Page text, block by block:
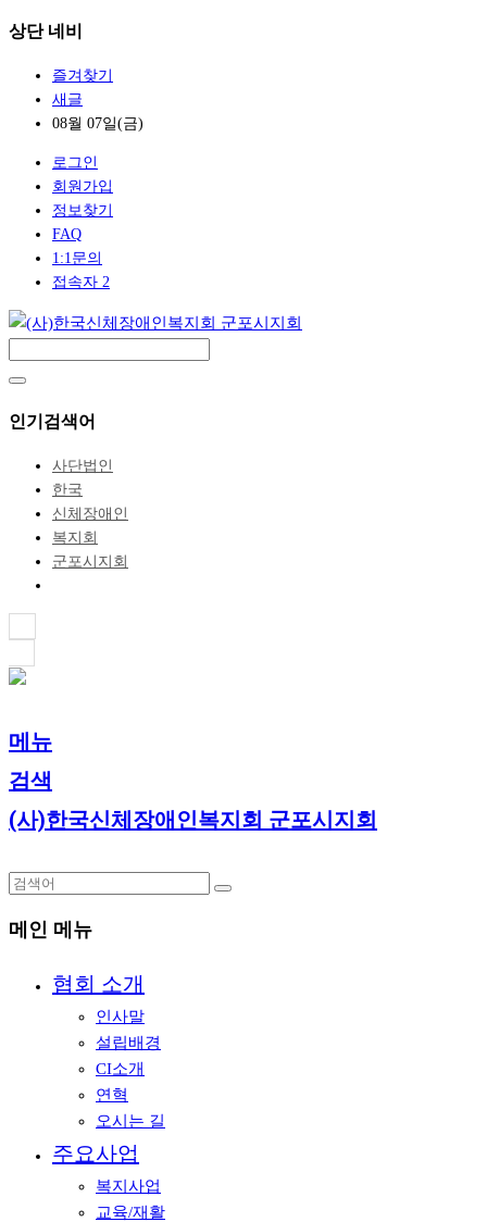
상단 네비
즐겨찾기
새글
08월 07일(금)
로그인
회원가입
정보찾기
FAQ
1:1문의
접속자 2
인기검색어
사단법인
한국
신체장애인
복지회
군포시지회
메뉴
검색
(사)한국신체장애인복지회 군포시지회
메인 메뉴
협회 소개
인사말
설립배경
CI소개
연혁
오시는 길
주요사업
복지사업
교육/재활